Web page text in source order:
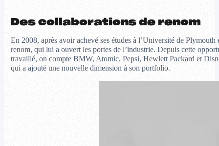
Des collaborations de renom
En 2008, après avoir achevé ses études à l’Université de
renom, qui lui a ouvert les portes de l’industrie. Depuis cette
travaillé, on compte BMW, Atomic, Pepsi, Hewlett Packard et
qui a ajouté une nouvelle dimension à son portfolio.